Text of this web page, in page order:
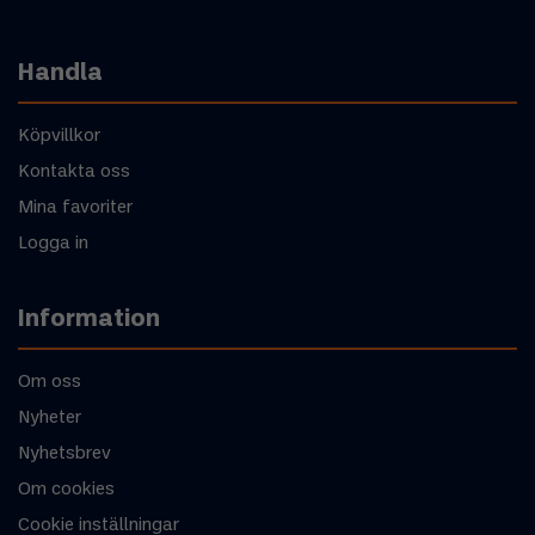
Handla
Köpvillkor
Kontakta oss
Mina favoriter
Logga in
Information
Om oss
Nyheter
Nyhetsbrev
Om cookies
Cookie inställningar